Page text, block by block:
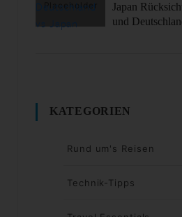
Japan
und
KATEGORIEN
Rund um's Reisen
Technik-Tipps